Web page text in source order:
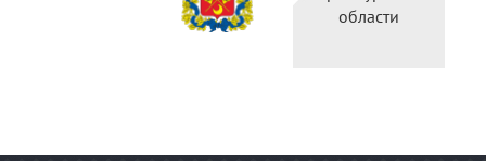
области